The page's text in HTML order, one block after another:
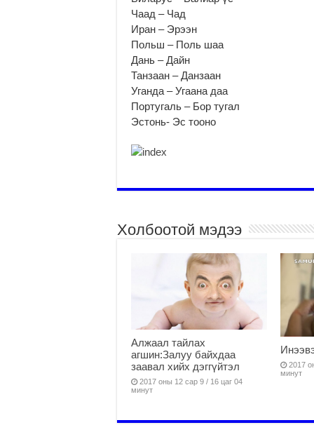
Чаад – Чад
Иран – Эрээн
Польш – Поль шаа
Дань – Дайн
Танзаан – Данзаан
Уганда – Угаана даа
Португаль – Бор тугал
Эстонь- Эс тооно
Холбоотой мэдээ
Алжаал тайлах
агшин:Залуу байхдаа
заавал хийх дэггүйтэл
2017 оны 12 сар 9 / 16 цаг 04
минут
2017
минут